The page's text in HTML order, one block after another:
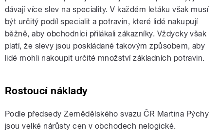
dávají více slev na speciality. V každém letáku však musí
být určitý podíl specialit a potravin, které lidé nakupují
běžně, aby obchodníci přilákali zákazníky. Vždycky však
platí, že slevy jsou poskládané takovým způsobem, aby
lidé mohli nakoupit určité množství základních potravin.
Rostoucí náklady
Podle předsedy Zemědělského svazu ČR Martina Pýchy
jsou velké nárůsty cen v obchodech nelogické.